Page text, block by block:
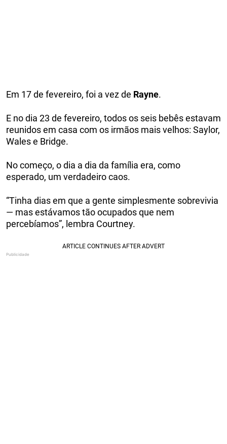
Em 17 de fevereiro, foi a vez de Rayne.
E no dia 23 de fevereiro, todos os seis bebês estavam
reunidos em casa com os irmãos mais velhos: Saylor,
Wales e Bridge.
No começo, o dia a dia da família era, como
esperado, um verdadeiro caos.
“Tinha dias em que a gente simplesmente sobrevivia
— mas estávamos tão ocupados que nem
percebíamos”, lembra Courtney.